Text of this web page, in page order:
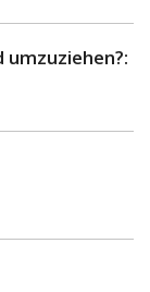
umzuziehen?: